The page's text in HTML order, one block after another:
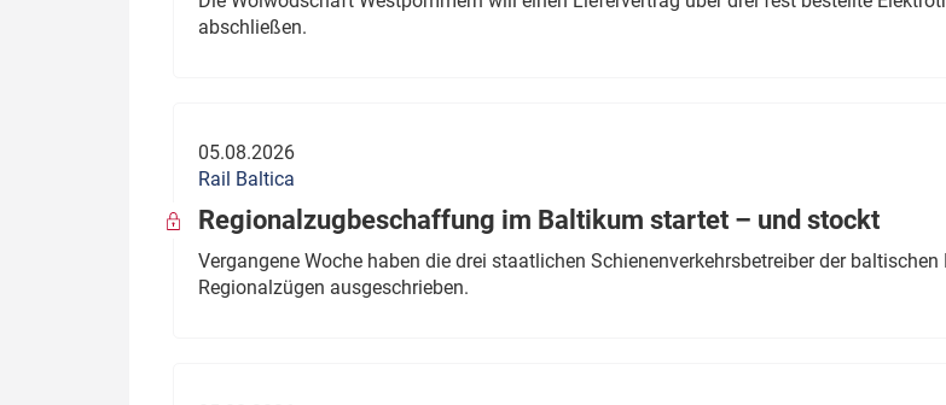
abschließen.
05.08.2026
Rail Baltica
Regionalzugbeschaffung im Baltikum startet – und stockt
Vergangene Woche haben die drei staatlichen Schienenverkehrsbetreiber der
Regionalzügen ausgeschrieben.